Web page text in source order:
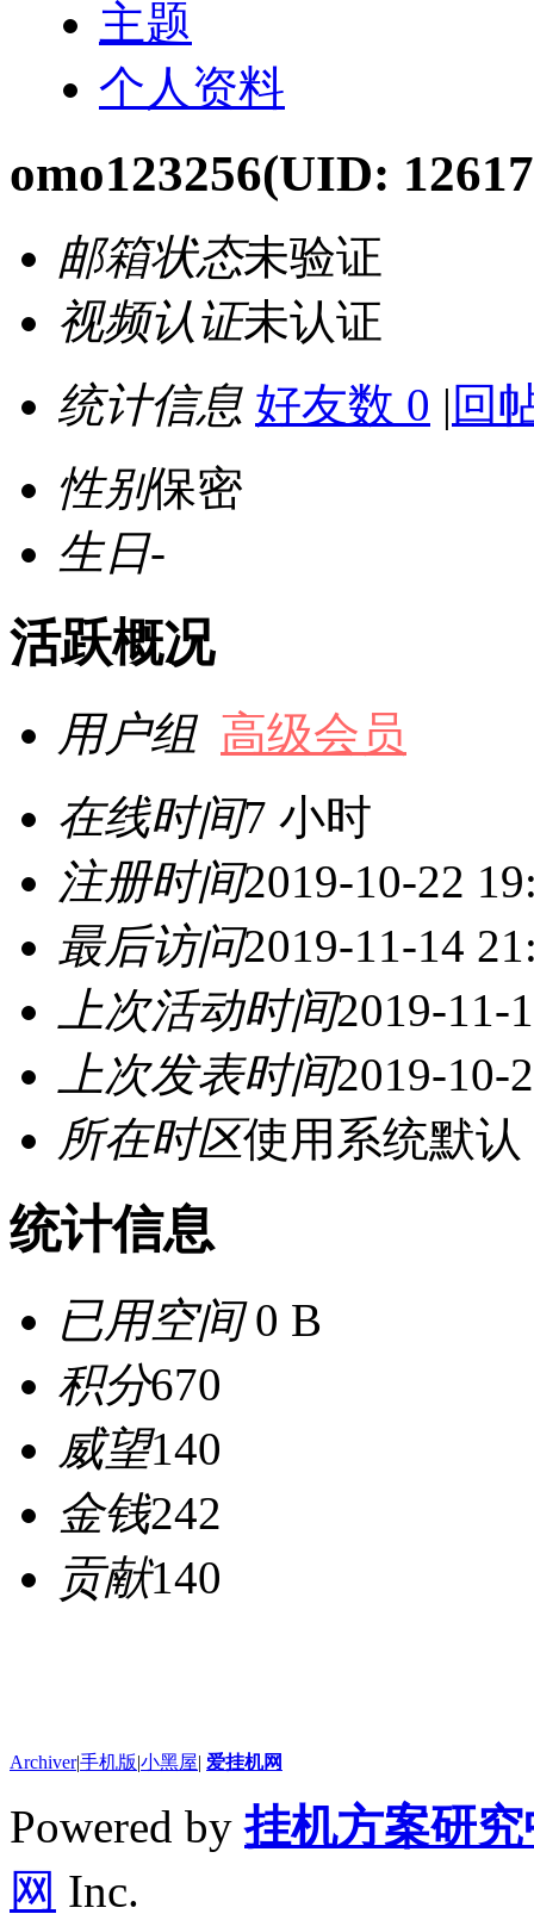
主题
个人资料
omo123256(UID:
邮箱状态未验证
视频认证未认证
统计信息 好友数 0 | 回
性别保密
生日-
活跃概况
用户组 高级会员
在线时间7 小时
注册时间2019-10-22
最后访问2019-11-14
上次活动时间2019-11-
上次发表时间2019-10-
所在时区使用系统默认
统计信息
已用空间0 B
积分670
威望140
金钱242
贡献140
Archiver|手机版|小黑屋| 爱挂机网
Powered by挂机方案研
网 Inc.